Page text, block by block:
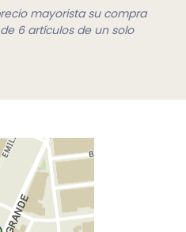
mayorista su compra
6 artículos de un solo